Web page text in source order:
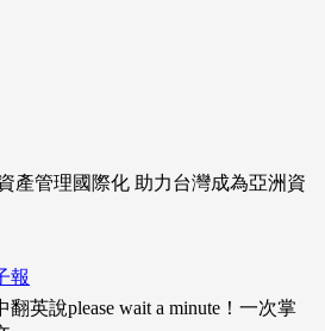
報
產管理國際化 助力台灣成為亞洲資
翻英說please wait a minute！一次掌